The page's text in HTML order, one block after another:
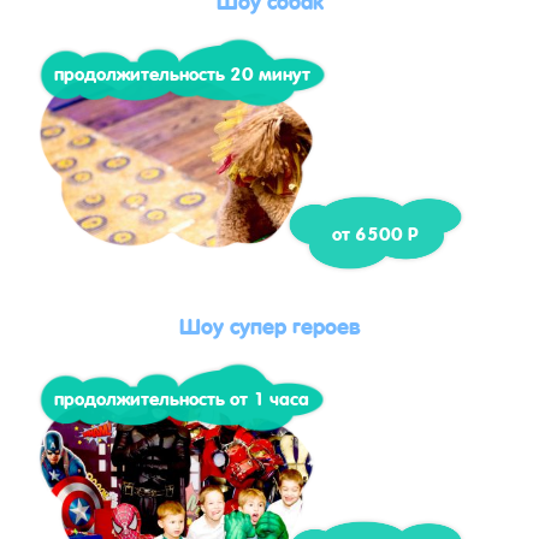
продолжительность 20 минут
от 6500 Р
Шоу супер героев
продолжительность от 1 часа